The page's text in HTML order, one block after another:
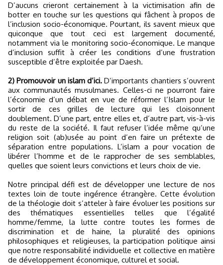
D’aucuns crieront certainement à la victimisation afin de
botter en touche sur les questions qui fâchent à propos de
l’inclusion socio-économique. Pourtant, ils savent mieux que
quiconque que tout ceci est largement documenté,
notamment via le monitoring socio-économique. Le manque
d’inclusion suffit à créer les conditions d’une frustration
susceptible d’être exploitée par Daesh.
2) Promouvoir un islam d’ici. D’importants chantiers s’ouvrent
aux communautés musulmanes. Celles-ci ne pourront faire
l’économie d’un débat en vue de réformer l’Islam pour le
sortir de ces grilles de lecture qui les cloisonnent
doublement. D’une part, entre elles et, d’autre part, vis-à-vis
du reste de la société. Il faut refuser l’idée même qu’une
religion soit (ab)usée au point d’en faire un prétexte de
séparation entre populations. L’islam a pour vocation de
libérer l’homme et de le rapprocher de ses semblables,
quelles que soient leurs convictions et leurs choix de vie.
Notre principal défi est de développer une lecture de nos
textes loin de toute ingérence étrangère. Cette évolution
de la théologie doit s’atteler à faire évoluer les positions sur
des thématiques essentielles telles que l’égalité
homme/femme, la lutte contre toutes les formes de
discrimination et de haine, la pluralité des opinions
philosophiques et religieuses, la participation politique ainsi
que notre responsabilité individuelle et collective en matière
de développement économique, culturel et social.